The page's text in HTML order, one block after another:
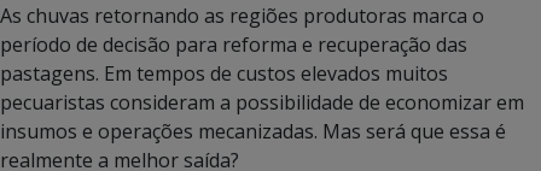
As chuvas retornando as regiões produtoras marca o
período de decisão para reforma e recuperação das
pastagens. Em tempos de custos elevados muitos
pecuaristas consideram a possibilidade de economizar em
insumos e operações mecanizadas. Mas será que essa é
realmente a melhor saída?